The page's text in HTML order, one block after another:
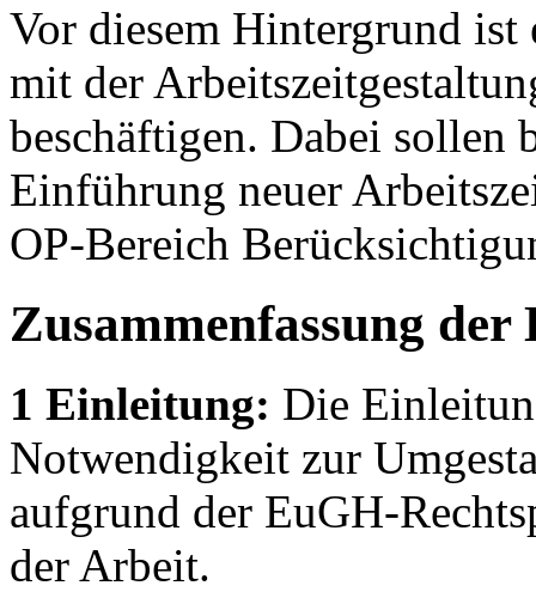
Vor diesem Hintergrund ist
mit der
beschäftigen. Dabei sollen
Einführung neuer
OP-Bereich
Zusammenfassung der
1 Einleitung: Die
Notwendigkeit zur
aufgrund der EuGH-
der Arbeit.